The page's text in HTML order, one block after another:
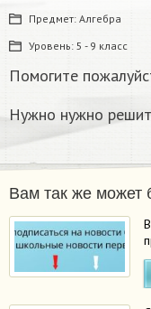
Предмет: Алгебра
Уровень: 5 - 9 класс
Помогите
Нужно нужно
Вам так же может